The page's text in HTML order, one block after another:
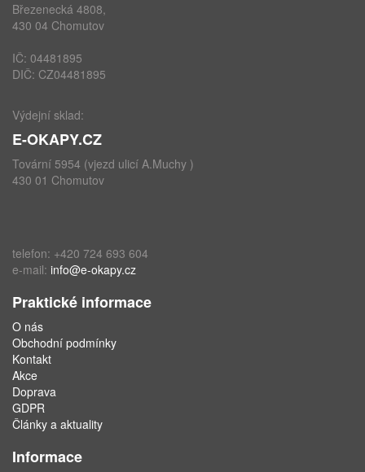
Březenecká 4808,
430 04 Chomutov
IČ: 04481895
DIČ: CZ04481895
Výdejní sklad:
E-OKAPY.CZ
Tovární 5954 (vjezd ulicí A.Muchy )
430 01 Chomutov
telefon: +420 724 693 604
e-mail: info@e-okapy.cz
Praktické informace
O nás
Obchodní podmínky
Kontakt
Akce
Doprava
GDPR
Články a aktuality
Informace